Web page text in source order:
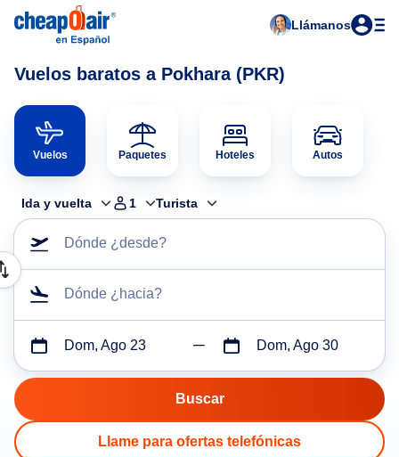
Llámanos
Vuelos baratos a Pokhara (PKR)
Vuelos Paquetes Hoteles Autos
Ida y vuelta 1 Turista
Dónde ¿desde?
Dónde ¿hacia?
Dom, Ago 23 Dom, Ago 30
Llame para ofertas telefónicas